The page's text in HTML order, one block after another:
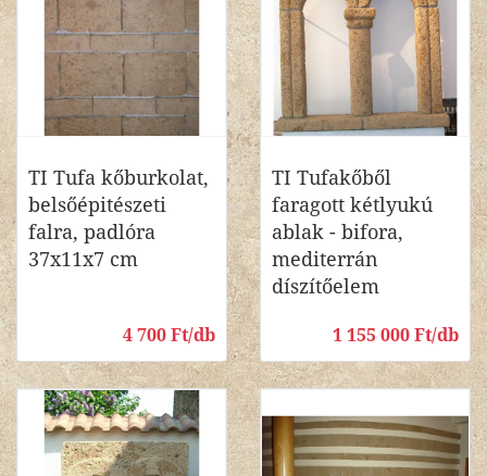
TI Tufa kőburkolat,
belsőépitészeti
falra, padlóra
37x11x7 cm
4 700 Ft/db
TI Tufakőből
faragott kétlyukú
ablak - bifora,
mediterrán
díszítőelem
1 155 000 Ft/db